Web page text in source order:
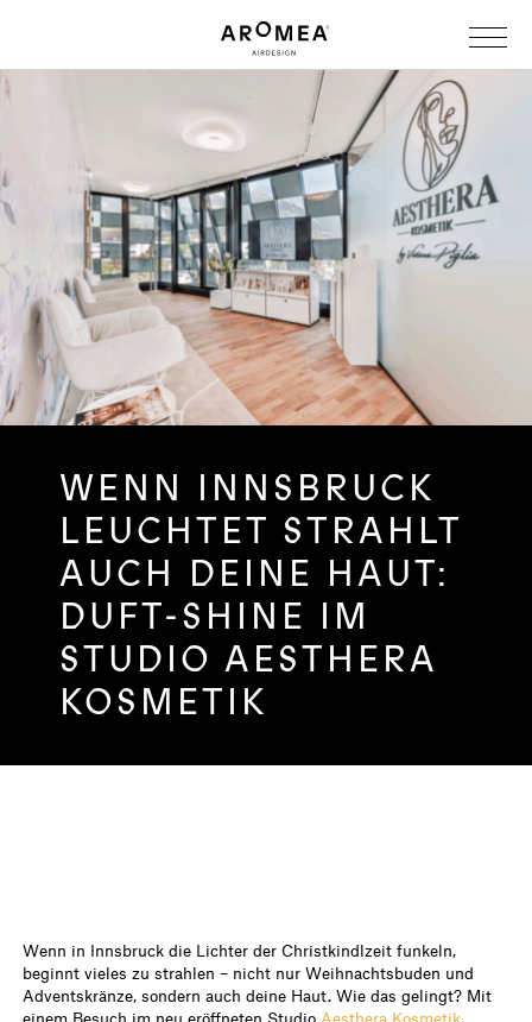
WENN INNSBRUCK
LEUCHTET STRAHLT
AUCH DEINE HAUT:
DUFT-SHINE IM
STUDIO AESTHERA
KOSMETIK
Wenn in Innsbruck die Lichter der Christkindlzeit funkeln,
beginnt vieles zu strahlen – nicht nur Weihnachtsbuden und
Adventskränze, sondern auch deine Haut. Wie das gelingt? Mit
einem Besuch im neu eröffneten Studio Aesthera Kosmetik.